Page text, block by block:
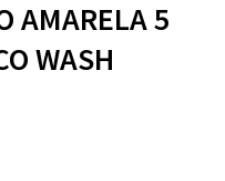
AMARELA 5
WASH